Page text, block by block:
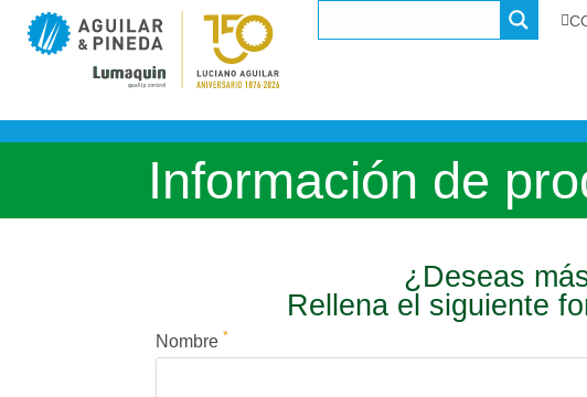
Información de
¿Deseas
Rellena el siguiente
Nombre *